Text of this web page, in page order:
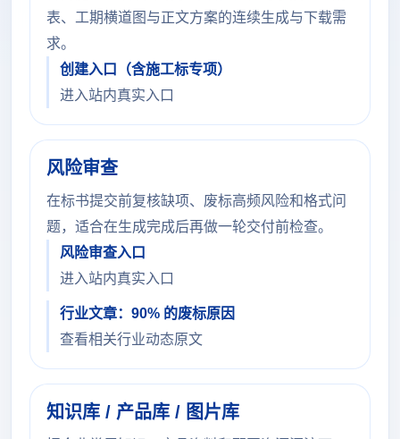
表、工期横道图与正文方案的连续生成与下载需
求。
创建入口（含施工标专项）
进入站内真实入口
风险审查
在标书提交前复核缺项、废标高频风险和格式问
题，适合在生成完成后再做一轮交付前检查。
风险审查入口
进入站内真实入口
行业文章：90% 的废标原因
查看相关行业动态原文
知识库 / 产品库 / 图片库